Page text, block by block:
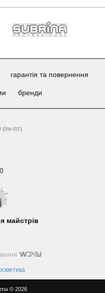
гарантія та повернення
бренди
(пн-пт)
майстрів
© 2026